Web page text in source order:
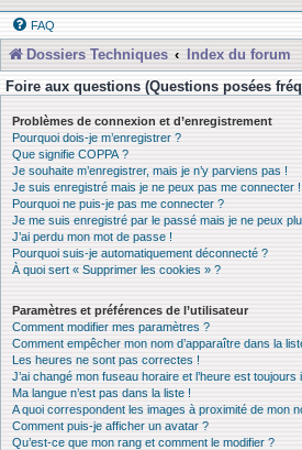
FAQ
Dossiers Techniques
Index du forum
Foire aux questions (Questions posées
Problèmes de connexion et d’enregistrement
Pourquoi dois-je m’enregistrer ?
Que signifie COPPA ?
Je souhaite m’enregistrer, mais je n’y parviens pas !
Je suis enregistré mais je ne peux pas me connecter !
Pourquoi ne puis-je pas me connecter ?
Je me suis enregistré par le passé mais je ne peux
J’ai perdu mon mot de passe !
Pourquoi suis-je automatiquement déconnecté ?
À quoi sert « Supprimer les cookies » ?
Paramètres et préférences de l’utilisateur
Comment modifier mes paramètres ?
Comment empêcher mon nom d’apparaître dans la
Les heures ne sont pas correctes !
J’ai changé mon fuseau horaire et l’heure est toujours
Ma langue n’est pas dans la liste !
A quoi correspondent les images à proximité de mon
Comment puis-je afficher un avatar ?
Qu’est-ce que mon rang et comment le modifier ?